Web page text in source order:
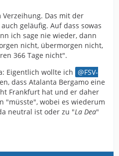
Das mit der
geläufig. Auf dass sowas
ich sage nie wieder, dann
nicht, übermorgen nicht,
366 Tage nicht".
Eigentlich wollte ich
FSV-
dass Atalanta Bergamo eine
Frankfurt hat und er daher
"müsste", wobei es wiederum
neutral ist oder zu "La Dea"